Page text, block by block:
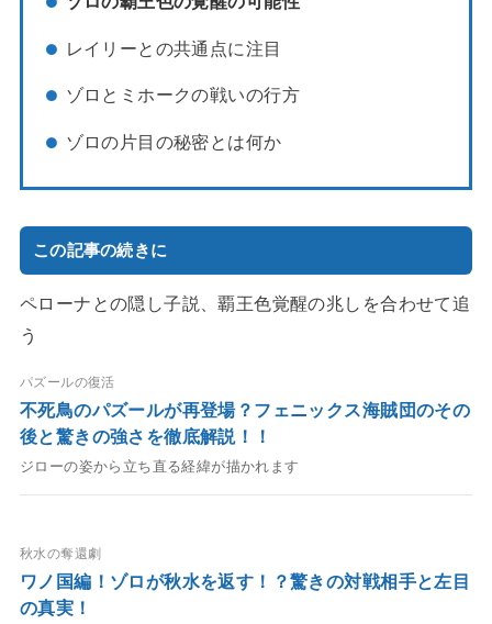
レイリーとの共通点に注目
ゾロとミホークの戦いの行方
ゾロの片目の秘密とは何か
この記事の続きに
ペローナとの隠し子説、覇王色覚醒の兆しを合わせて追
う
パズールの復活
不死鳥のパズールが再登場？フェニックス海賊団のその
後と驚きの強さを徹底解説！！
ジローの姿から立ち直る経緯が描かれます
秋水の奪還劇
ワノ国編！ゾロが秋水を返す！？驚きの対戦相手と左目
の真実！